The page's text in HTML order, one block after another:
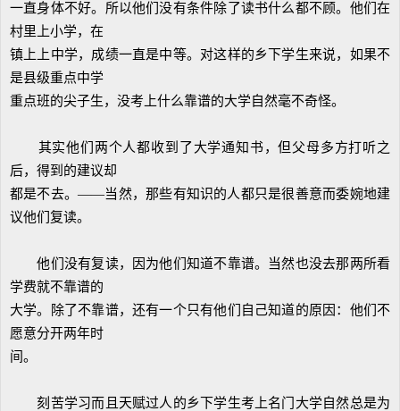
一直身体不好。所以他们没有条件除了读书什么都不顾。他们在
村里上小学，在
镇上上中学，成绩一直是中等。对这样的乡下学生来说，如果不
是县级重点中学
重点班的尖子生，没考上什么靠谱的大学自然毫不奇怪。
其实他们两个人都收到了大学通知书，但父母多方打听之
后，得到的建议却
都是不去。——当然，那些有知识的人都只是很善意而委婉地建
议他们复读。
他们没有复读，因为他们知道不靠谱。当然也没去那两所看
学费就不靠谱的
大学。除了不靠谱，还有一个只有他们自己知道的原因：他们不
愿意分开两年时
间。
刻苦学习而且天赋过人的乡下学生考上名门大学自然总是为